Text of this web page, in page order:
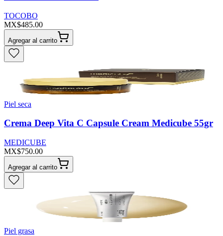
TOCOBO
MX$485.00
Agregar al carrito
Piel seca
Crema Deep Vita C Capsule Cream Medicube 55gr
MEDICUBE
MX$750.00
Agregar al carrito
Piel grasa